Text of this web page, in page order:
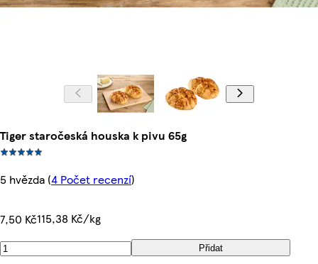
Tiger staročeská houska k pivu 65g
5 hvězda (4 Počet recenzí)
7,50 Kč115,38 Kč/kg
Přidat